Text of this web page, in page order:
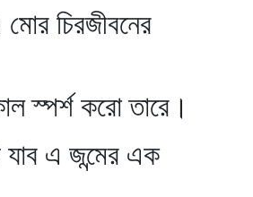
চিরজীবনের
করো তারে।
যাব এ জন্মের এক